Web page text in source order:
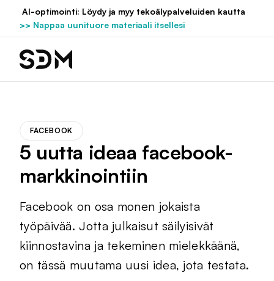
Hyppää
sisältöön
AI-optimointi: Löydy ja myy tekoälypalveluiden kautta
>> Nappaa uunituore materiaali itsellesi
FACEBOOK
5 uutta ideaa facebook-
markkinointiin
Facebook on osa monen jokaista
työpäivää. Jotta julkaisut säilyisivät
kiinnostavina ja tekeminen mielekkäänä,
on tässä muutama uusi idea, jota testata.